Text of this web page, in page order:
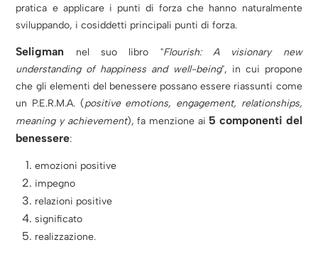
pratica e applicare i punti di forza che hanno naturalmente
sviluppando, i cosiddetti principali punti di forza.
Seligman nel suo libro "Flourish: A visionary new
understanding of happiness and well-being", in cui propone
che gli elementi del benessere possano essere riassunti come
un P.E.R.M.A. (positive emotions, engagement, relationships,
meaning y achievement), fa menzione ai 5 componenti del
benessere:
emozioni positive
impegno
relazioni positive
significato
realizzazione.